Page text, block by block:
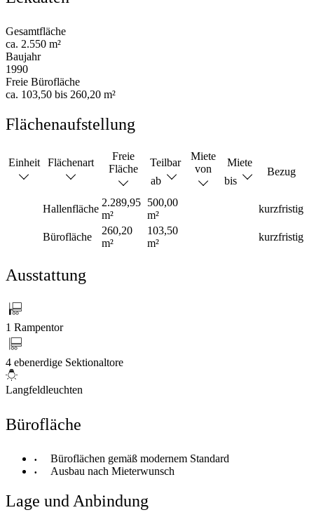
Gesamtfläche
ca. 2.550 m²
Baujahr
1990
Freie Bürofläche
ca. 103,50 bis 260,20 m²
Flächenaufstellung
Einheit Flächenart
Freie
Fläche
Teilbar
ab
Miete
von
Miete
bis
Bezug
Hallenfläche
2.289,95
m²
500,00
m²
kurzfristig
Bürofläche
260,20
m²
103,50
m²
kurzfristig
Ausstattung
1 Rampentor
4 ebenerdige Sektionaltore
Langfeldleuchten
Bürofläche
Büroflächen gemäß modernem Standard
Ausbau nach Mieterwunsch
Lage und Anbindung